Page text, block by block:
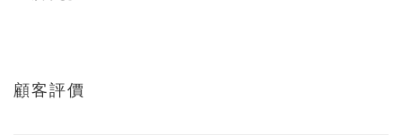
顧客評價